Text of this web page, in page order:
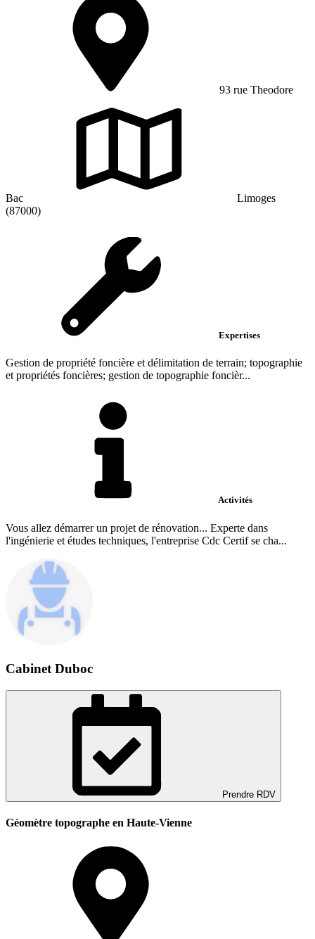
93 rue Theodore
Bac
Limoges
(87000)
Expertises
Gestion de propriété foncière et délimitation de terrain; topographie
et propriétés foncières; gestion de topographie foncièr...
Activités
Vous allez démarrer un projet de rénovation... Experte dans
l'ingénierie et études techniques, l'entreprise Cdc Certif se cha...
Cabinet Duboc
Prendre RDV
Géomètre topographe en Haute-Vienne